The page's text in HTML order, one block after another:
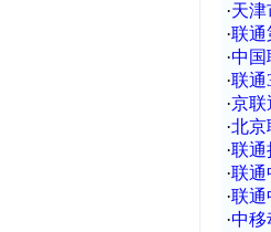
·天津
·联通
·中国
·联通
·京联
·北京
·联通
·联通
·联通
·中移